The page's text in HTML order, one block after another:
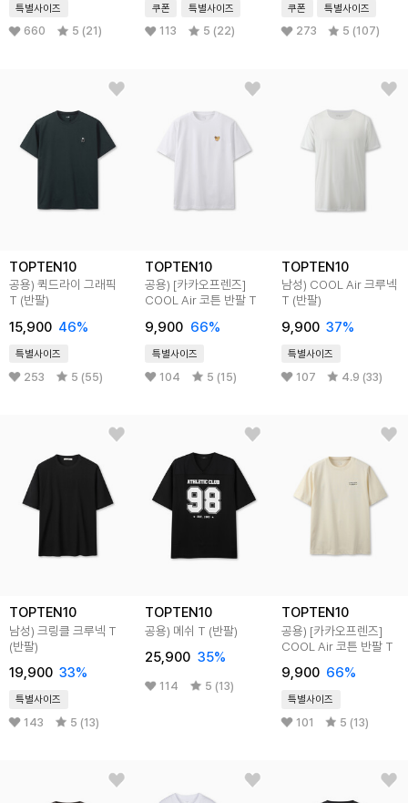
특별사이즈
660 5 (21)
쿠폰 특별사이즈
113 5 (22)
쿠폰 특별사이즈
273 5 (107)
TOPTEN10
공용) 퀵드라이 그래픽
T (반팔)
15,900 46%
특별사이즈
253 5 (55)
TOPTEN10
공용) [카카오프렌즈]
COOL Air 코튼 반팔 T
9,900 66%
특별사이즈
104 5 (15)
TOPTEN10
남성) COOL Air 크루넥
T (반팔)
9,900 37%
특별사이즈
107 4.9 (33)
TOPTEN10
남성) 크링클 크루넥 T
(반팔)
19,900 33%
특별사이즈
143 5 (13)
TOPTEN10
공용) 메쉬 T (반팔)
25,900 35%
114 5 (13)
TOPTEN10
공용) [카카오프렌즈]
COOL Air 코튼 반팔 T
9,900 66%
특별사이즈
101 5 (13)